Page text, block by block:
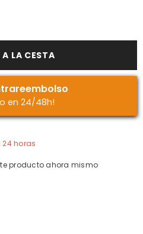
LA CESTA
en 24/48h!
24horas
producto ahora mismo